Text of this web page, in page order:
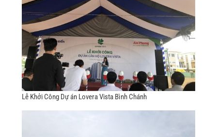
Lễ Khởi Công Dự án Lovera Vista Bình Chánh